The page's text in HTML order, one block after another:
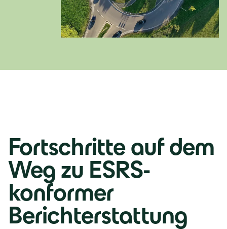
Fortschritte auf dem
Weg zu ESRS-
konformer
Berichterstattung
România
Lb. română